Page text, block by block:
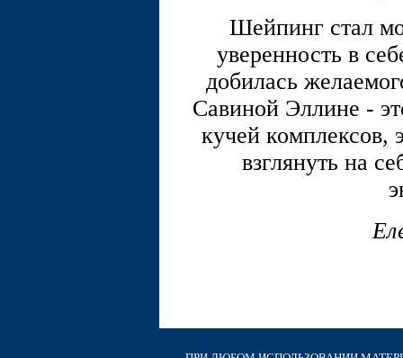
Шейпинг стал
уверенность в
добилась
Савиной Эллине -
кучей комплексов,
взглянуть на